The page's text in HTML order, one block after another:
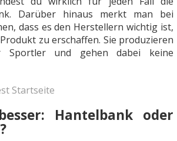
Darüber hinaus merkt man bei
dass es den Herstellern wichtig ist,
zu erschaffen. Sie produzieren
und gehen dabei keine
Startseite
Hantelbank oder